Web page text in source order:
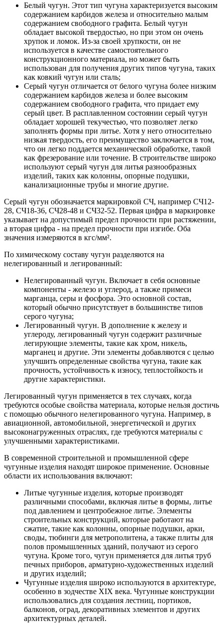
Белый чугун. Этот тип чугуна характеризуется высоким
содержанием карбидов железа и относительно малым
содержанием свободного графита. Белый чугун
обладает высокой твердостью, но при этом он очень
хрупок и ломок. Из-за своей хрупкости, он не
используется в качестве самостоятельного
конструкционного материала, но может быть
использован для получения других типов чугуна, таких
как ковкий чугун или сталь;
Серый чугун отличается от белого чугуна более низким
содержанием карбидов железа и более высоким
содержанием свободного графита, что придает ему
серый цвет. В расплавленном состоянии серый чугун
обладает хорошей текучестью, что позволяет легко
заполнять формы при литье. Хотя у него относительно
низкая твердость, его преимущество заключается в том,
что он легко поддается механической обработке, такой
как фрезерование или точение. В строительстве широко
используют серый чугун для литья разнообразных
изделий, таких как колонны, опорные подушки,
канализационные трубы и многие другие.
Серый чугун обозначается маркировкой СЧ, например СЧ12-
28, СЧ18-36, СЧ28-48 и СЧ32-52. Первая цифра в маркировке
указывает на допустимый предел прочности при растяжении,
а вторая цифра - на предел прочности при изгибе. Оба
значения измеряются в кгс/мм².
По химическому составу чугун разделяются на
нелегированный и легированный:
Нелегированный чугун. Включает в себя основные
компоненты - железо и углерод, а также примеси
марганца, серы и фосфора. Это основной состав,
который обычно присутствует в большинстве типов
серого чугуна;
Легированный чугун. В дополнение к железу и
углероду, легированный чугун содержит различные
легирующие элементы, такие как хром, никель,
марганец и другие. Эти элементы добавляются с целью
улучшить определенные свойства чугуна, такие как
прочность, устойчивость к износу, теплостойкость и
другие характеристики.
Легированный чугун применяется в тех случаях, когда
требуются особые свойства материала, которые нельзя достичь
с помощью обычного нелегированного чугуна. Например, в
авиационной, автомобильной, энергетической и других
высоконагруженных отраслях, где требуются материалы с
улучшенными характеристиками.
В современной строительной и промышленной сфере
чугунные изделия находят широкое применение. Основные
области их использования включают:
Литые чугунные изделия, которые производят
различными способами, включая литье в формы, литье
под давлением и центробежное литье. Элементы
строительных конструкций, которые работают на
сжатие, такие как колонны, опорные подушки, арки,
своды, тюбинги для метрополитена, а также плиты для
полов промышленных зданий, получают из серого
чугуна. Кроме того, чугун применяется для литья труб
печных приборов, арматурно-художественных изделий
и других изделий;
Чугунные изделия широко используются в архитектуре,
особенно в зодчестве XIX века. Чугунные конструкции
использовались для создания лестниц, портиков,
балконов, оград, декоративных элементов и других
архитектурных деталей.